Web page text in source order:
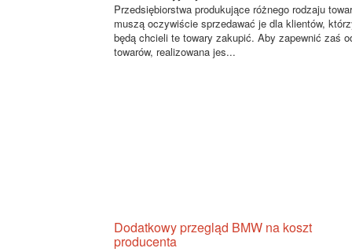
Przedsiębiorstwa produkujące różnego rodzaju
muszą oczywiście sprzedawać je dla klientów,
będą chcieli te towary zakupić. Aby zapewnić zaś
towarów, realizowana jes...
Dodatkowy przegląd BMW na koszt
producenta